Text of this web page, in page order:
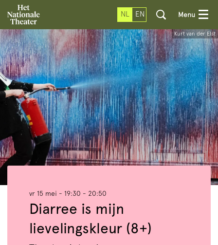
NL EN Menu
Kurt van der Elst
Diarree is mijn
lievelingskleur (8+)
vr 15 mei - 19:30 - 20:50